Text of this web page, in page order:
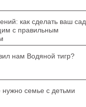
как сделать ваш сад
с правильным
нам Водяной тигр?
нужно семье с детьми